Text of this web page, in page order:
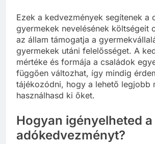
Ezek a kedvezmények segítenek a
gyermekek nevelésének költségeit
az állam támogatja a
gyermekek utáni felelősséget. A
mértéke és formája a családok
függően változhat, így mindig
tájékozódni, hogy a lehető legjobb
használhasd ki őket.
Hogyan igényelheted
adókedvezményt?